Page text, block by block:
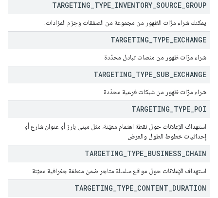
TARGETING TYPE INVENTORY SOURCE GROUP
يمكنك شراء مرّات الظهور من مجموعة من الصفقات وحِزم المزادات.
TARGETING TYPE EXCHANGE
شراء مرّات ظهور من منصات تبادل محدّدة
TARGETING TYPE SUB EXCHANGE
شراء مرّات ظهور من شبكات فرعية محدّدة
TARGETING TYPE POI
استهداف الإعلانات حول نقطة اهتمام معيّنة، مثل مبنى بارز أو عنوان شارع أو
إحداثيات خطوط الطول والعرض
TARGETING TYPE BUSINESS CHAIN
استهداف الإعلانات حول مواقع سلسلة متاجر ضمن منطقة جغرافية معيّنة
TARGETING TYPE CONTENT DURATION